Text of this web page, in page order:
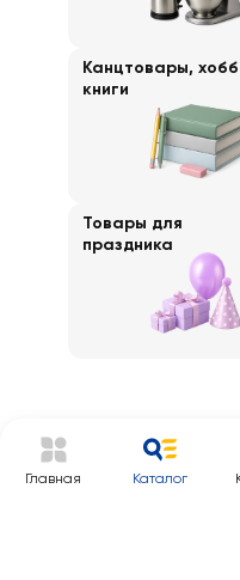
Канцтовары,
книги
Товары для
праздника
Главная Каталог